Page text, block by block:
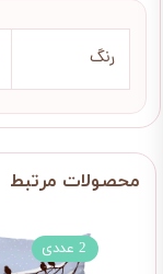
رنگ
2 عددی